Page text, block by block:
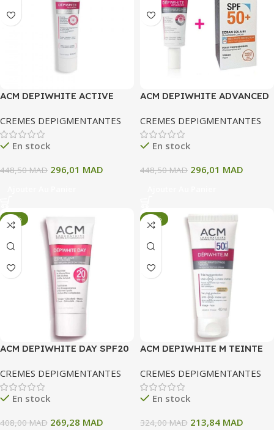
ACM DEPIWHITE ACTIVE
40ML
CREMES DEPIGMENTANTES
En stock
448,50MAD 296,01 MAD
ACM DEPIWHITE ADVANCED
TACHES 40 ML+CREME
SOLAIRE50 ML
CREMES DEPIGMENTANTES
En stock
448,50MAD 296,01 MAD
-34%
ACM DEPIWHITE DAY SPF20
TACHES 40 ML
CREMES DEPIGMENTANTES
En stock
408,00MAD 269,28 MAD
-34%
ACM DEPIWHITE M TEINTE
PROTECTRICE TEINTE
NATURELLE 40 ML
CREMES DEPIGMENTANTES
En stock
324,00MAD 213,84 MAD